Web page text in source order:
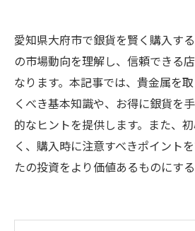
愛知県大府市で銀貨を賢く購入す
の市場動向を理解し、信頼できる
なります。本記事では、貴金属を
くべき基本知識や、お得に銀貨を
的なヒントを提供します。また、
く、購入時に注意すべきポイント
たの投資をより価値あるものにす